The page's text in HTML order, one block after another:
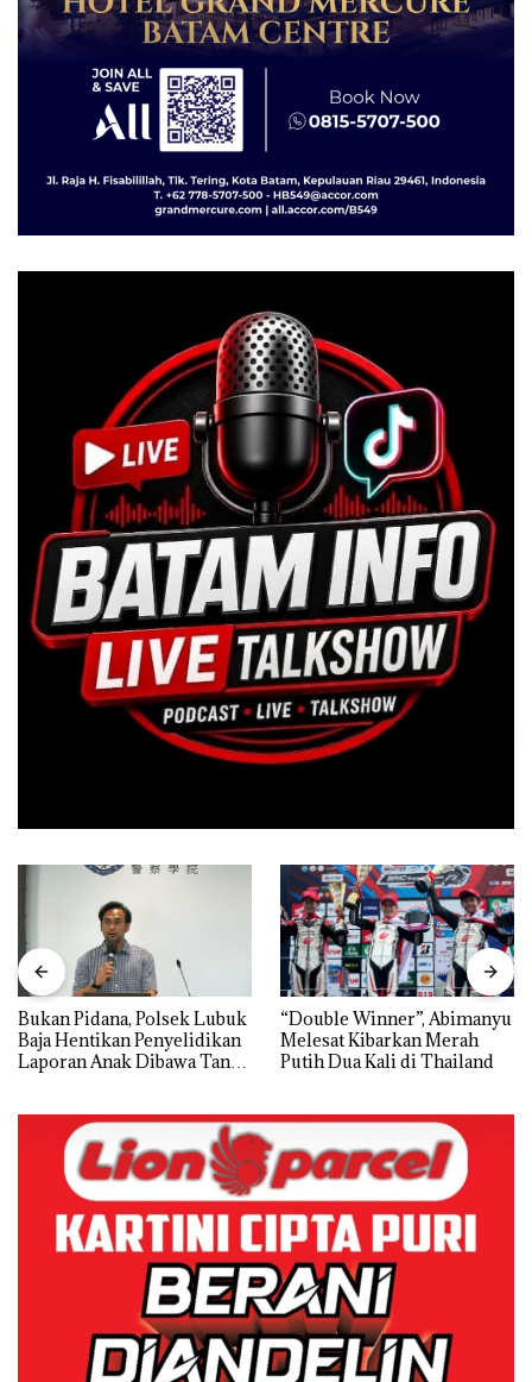
Bukan Pidana, Polsek Lubuk
Baja Hentikan Penyelidikan
Laporan Anak Dibawa Tanpa
“Double Winner”, Abimanyu
Melesat Kibarkan Merah
Putih Dua Kali di Thailand